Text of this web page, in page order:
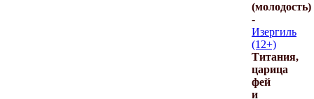
(молодость)
-
Изергиль
(12+)
Титания,
царица
фей
и